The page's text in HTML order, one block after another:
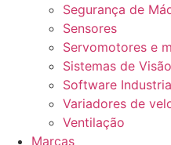
Segurança de
Sensores
Servomotores e
Sistemas de
Software
Variadores de
Ventilação
Marcas